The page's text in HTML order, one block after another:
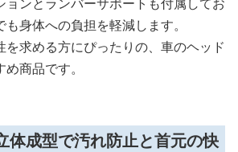
身体への負担を軽減します。
を求める方にぴったりの、車のヘッド
商品です。
体成型で汚れ防止と首元の快